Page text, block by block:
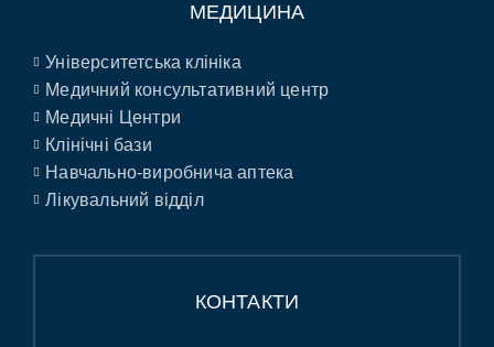
МЕДИЦИНА
Університетська клініка
Медичний консультативний центр
Медичні Центри
Клінічні бази
Навчально-виробнича аптека
Лікувальний відділ
КОНТАКТИ